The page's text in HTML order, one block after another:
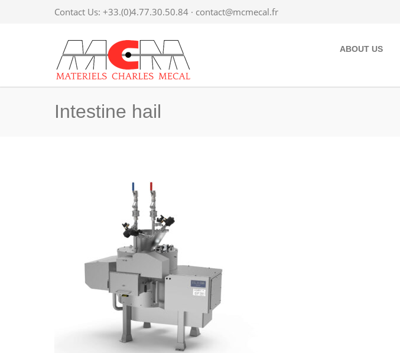
Contact Us: +33.(0)4.77.30.50.84 · contact@mcmecal.fr
ABOUT US
Intestine hail